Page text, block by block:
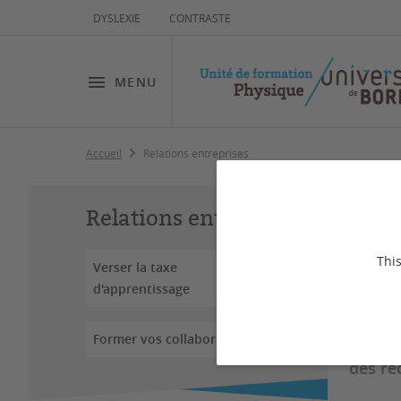
DYSLEXIE CONTRASTE
MENU
Accueil Relations entreprises
Relations entreprises
Verser la taxe
d'apprentissage
Former vos collaborateurs
des